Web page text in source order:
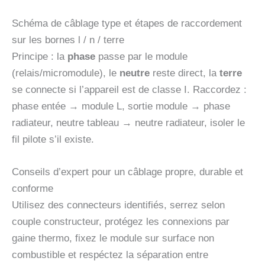
Schéma de câblage type et étapes de raccordement
sur les bornes l / n / terre
Principe : la phase passe par le module
(relais/micromodule), le neutre reste direct, la terre
se connecte si l’appareil est de classe I. Raccordez :
phase entée → module L, sortie module → phase
radiateur, neutre tableau → neutre radiateur, isoler le
fil pilote s’il existe.
Conseils d’expert pour un câblage propre, durable et
conforme
Utilisez des connecteurs identifiés, serrez selon
couple constructeur, protégez les connexions par
gaine thermo, fixez le module sur surface non
combustible et respéctez la séparation entre